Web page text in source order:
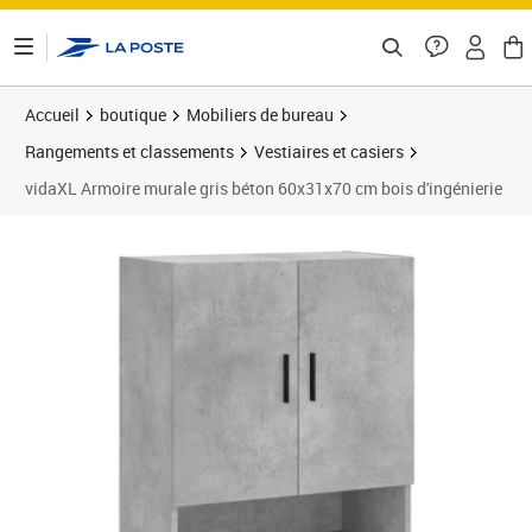
Accueil boutique
Mobiliers de bureau
Rangements et classements
Vestiaires et casiers
vidaXL Armoire murale gris béton 60x31x70 cm bois d'ingénierie